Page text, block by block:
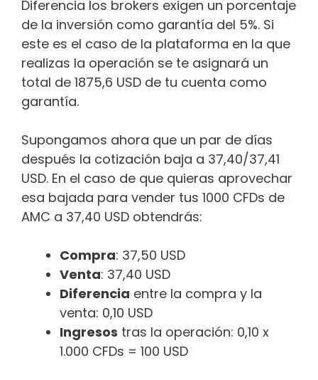
Diferencia los brokers exigen un porcentaje
de la inversión como garantía del 5%. Si
este es el caso de la plataforma en la que
realizas la operación se te asignará un
total de 1875,6 USD de tu cuenta como
garantía.
Supongamos ahora que un par de días
después la cotización baja a 37,40/37,41
USD. En el caso de que quieras aprovechar
esa bajada para vender tus 1000 CFDs de
AMC a 37,40 USD obtendrás:
Compra: 37,50 USD
Venta: 37,40 USD
Diferencia entre la compra y la
venta: 0,10 USD
Ingresos tras la operación: 0,10 x
1.000 CFDs = 100 USD